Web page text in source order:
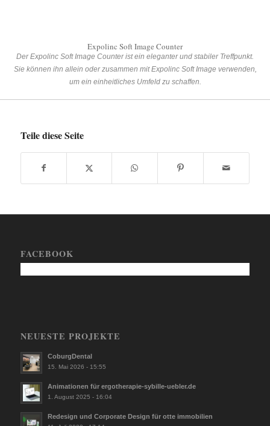
Expolinc Soft Image Counter
Der Expolinc Soft Image Counter ist ein eleganter und stabiler Treffpunkt.
Sie können ihn allein oder zusammen mit Expolinc Soft Image verwenden,
um ein einheitliches Umfeld zu schaffen.
Teile diese Seite
FACEBOOK
NEUESTE PROJEKTE
CoburgDental
15. Mai 2026 - 15:55
Animationen für ergotherapie-sybille-uebler.de
1. August 2025 - 16:04
Redesign und Corporate Design für otte immobilien